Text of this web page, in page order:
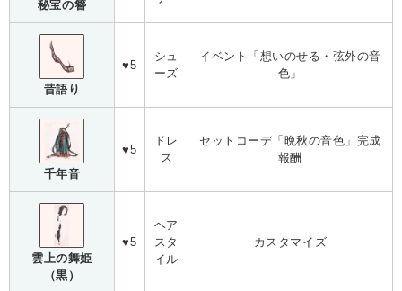
秘宝の簪
昔語り
♥5
シュ
ーズ
イベント「想いのせる・弦外の音
色」
千年音
♥5
ドレ
ス
セットコーデ「晩秋の音色」完成
報酬
雲上の舞姫
（黒）
♥5
ヘア
スタ
イル
カスタマイズ